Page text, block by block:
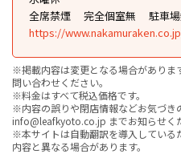
全席禁煙
完全個室無
駐車
https://
※掲載内容は変更となる場合がありま
問い合わせください。
※料金はすべて税込価格です。
※内容の誤りや閉店情報などお気づき
info@leafkyoto.co.jp までお知らせく
※本サイトは自動翻訳を導入している
内容と異なる場合があります。